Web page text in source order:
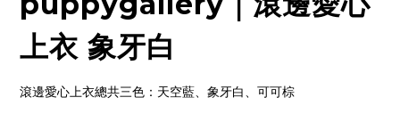
上衣 象牙白
滾邊愛心上衣總共三色：天空藍、象牙白、可可棕